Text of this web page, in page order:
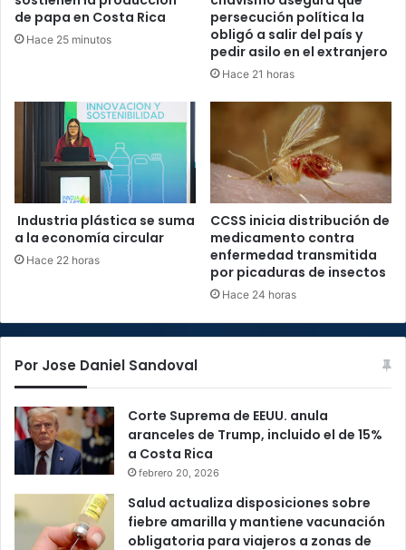
de papa en Costa Rica
Hace 25 minutos
persecución política la
obligó a salir del país y
pedir asilo en el extranjero
Hace 21 horas
Industria plástica se suma
a la economía circular
Hace 22 horas
CCSS inicia distribución de
medicamento contra
enfermedad transmitida
por picaduras de insectos
Hace 24 horas
Por Jose Daniel Sandoval
Corte Suprema de EEUU. anula
aranceles de Trump, incluido el de 15%
a Costa Rica
febrero 20, 2026
Salud actualiza disposiciones sobre
fiebre amarilla y mantiene vacunación
obligatoria para viajeros a zonas de